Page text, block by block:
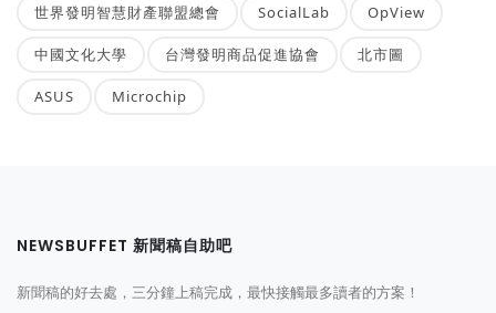
世界發明智慧財產聯盟總會 SocialLab OpView
中國文化大學 台灣發明商品促進協會 北市圖
ASUS Microchip
NEWSBUFFET 新聞稿自助吧
新聞稿的好去處，三分鐘上稿完成，最快接觸最多讀者的方案！